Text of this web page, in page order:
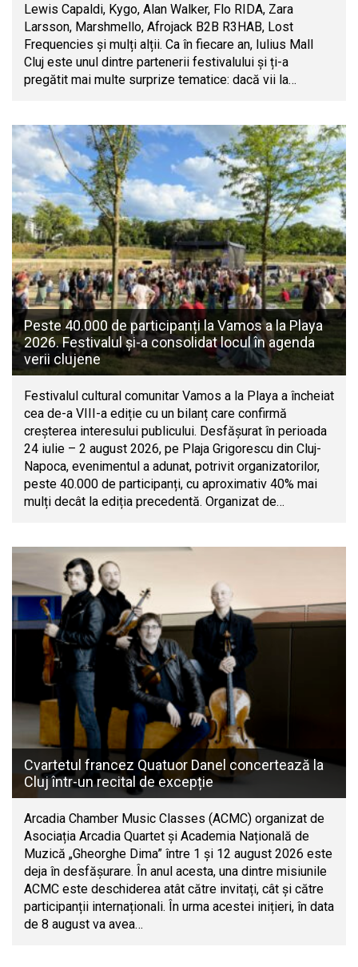
Lewis Capaldi, Kygo, Alan Walker, Flo RIDA, Zara
Larsson, Marshmello, Afrojack B2B R3HAB, Lost
Frequencies și mulți alții. Ca în fiecare an, Iulius Mall
Cluj este unul dintre partenerii festivalului și ți-a
pregătit mai multe surprize tematice: dacă vii la…
Peste 40.000 de participanți la Vamos a la Playa
2026. Festivalul și-a consolidat locul în agenda
verii clujene
Festivalul cultural comunitar Vamos a la Playa a încheiat
cea de-a VIII-a ediție cu un bilanț care confirmă
creșterea interesului publicului. Desfășurat în perioada
24 iulie – 2 august 2026, pe Plaja Grigorescu din Cluj-
Napoca, evenimentul a adunat, potrivit organizatorilor,
peste 40.000 de participanți, cu aproximativ 40% mai
mulți decât la ediția precedentă. Organizat de…
Cvartetul francez Quatuor Danel concertează la
Cluj într-un recital de excepție
Arcadia Chamber Music Classes (ACMC) organizat de
Asociația Arcadia Quartet și Academia Națională de
Muzică „Gheorghe Dima” între 1 și 12 august 2026 este
deja în desfășurare. În anul acesta, una dintre misiunile
ACMC este deschiderea atât către invitați, cât și către
participanții internaționali. În urma acestei inițieri, în data
de 8 august va avea…